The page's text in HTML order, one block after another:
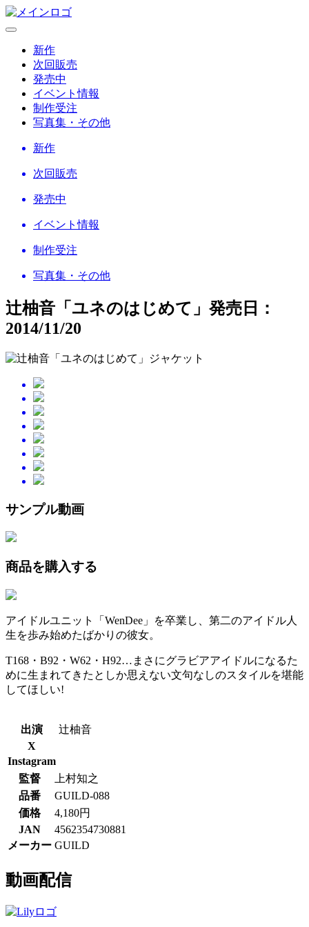
新作
次回販売
発売中
イベント情報
制作受注
写真集・その他
新作
次回販売
発売中
イベント情報
制作受注
写真集・その他
辻柚音「ユネのはじめて」 発売日：
2014/11/20
サンプル動画
商品を購入する
アイドルユニット「WenDee」を卒業し、第二のアイドル人
生を歩み始めたばかりの彼女。
T168・B92・W62・H92…まさにグラビアアイドルになるた
めに生まれてきたとしか思えない文句なしのスタイルを堪能
してほしい!
出演
辻柚音
X
Instagram
監督
上村知之
品番
GUILD-088
価格
4,180円
JAN
4562354730881
メーカー GUILD
動画配信